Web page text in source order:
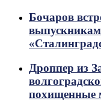
Бочаров
Дроппер из
похищенные